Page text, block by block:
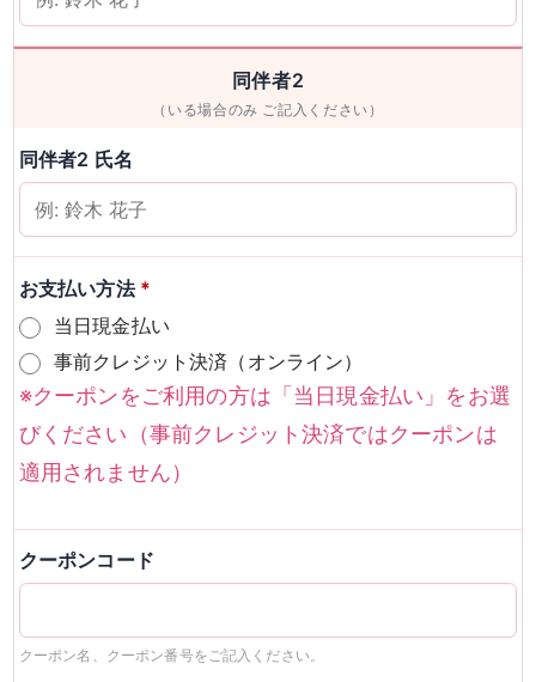
同伴者2
（いる場合のみ ご記入ください）
同伴者2 氏名
お支払い方法 *
当日現金払い
事前クレジット決済（オンライン）
※クーポンをご利用の方は「当日現金払い」をお選
びください（事前クレジット決済ではクーポンは
適用されません）
クーポンコード
クーポン名、クーポン番号をご記入ください。
男性 女性